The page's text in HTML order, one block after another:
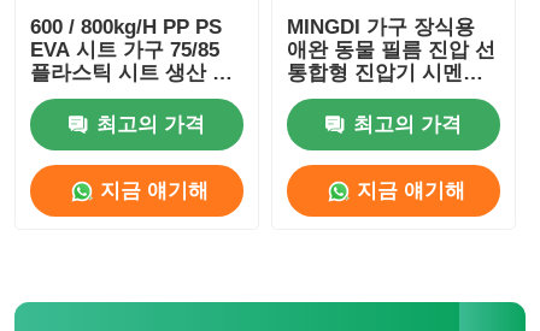
600 / 800kg/H PP PS
EVA 시트 가구 75/85
플라스틱 시트 생산 라
인 PLC 자동 제어 시스
템
최고의 가격
지금 얘기해
MINGDI 가구 장식용
애완 동물 필름 진압 선
통합형 진압기 시멘스
제어
최고의 가격
지금 얘기해